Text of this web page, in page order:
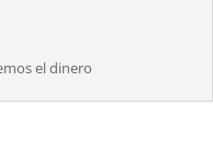
el dinero